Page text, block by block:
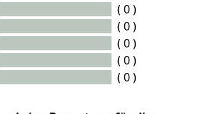
( 0 )
( 0 )
( 0 )
( 0 )
( 0 )